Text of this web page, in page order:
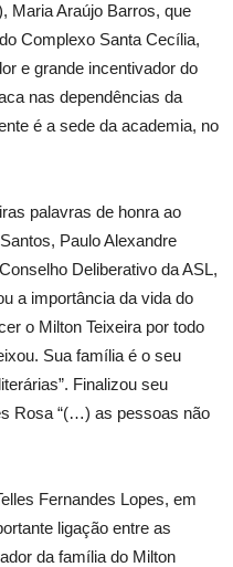
Maria Araújo Barros, que
Complexo Santa Cecília,
e grande incentivador do
nas dependências da
é a sede da academia, no
palavras de honra ao
Paulo Alexandre
Deliberativo da ASL,
a importância da vida do
o Milton Teixeira por todo
Sua família é o seu
Finalizou seu
Rosa “(…) as pessoas não
Fernandes Lopes, em
ligação entre as
da família do Milton